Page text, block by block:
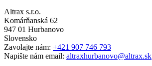
Altrax s.r.o.
Komárňanská 62
947 01 Hurbanovo
Slovensko
Zavolajte nám: +421 907 746 793
Napište nám email: altraxhurbanovo@altrax.sk